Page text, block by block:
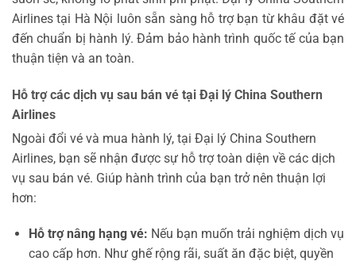
Airlines tại Hà Nội luôn sẵn sàng hỗ trợ bạn từ khâu đặt vé
đến chuẩn bị hành lý. Đảm bảo hành trình quốc tế của bạn
thuận tiện và an toàn.
Hỗ trợ các dịch vụ sau bán vé tại Đại lý China Southern
Airlines
Ngoài đổi vé và mua hành lý, tại Đại lý China Southern
Airlines, bạn sẽ nhận được sự hỗ trợ toàn diện về các dịch
vụ sau bán vé. Giúp hành trình của bạn trở nên thuận lợi
hơn:
Hỗ trợ nâng hạng vé: Nếu bạn muốn trải nghiệm dịch vụ
cao cấp hơn. Như ghế rộng rãi, suất ăn đặc biệt, quyền